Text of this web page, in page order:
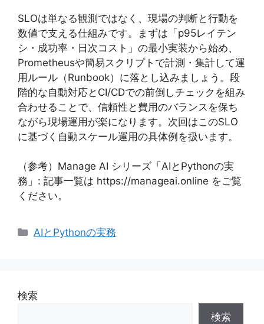
SLOは単なる観測ではなく、現場の判断と行動を
数値で支える仕組みです。まずは「p95レイテン
シ・成功率・日次コスト」の最小実装から始め、
Prometheusや簡易スクリプトで計測・集計して運
用ルール（Runbook）に落とし込みましょう。段
階的な自動対応とCI/CDでの前倒しチェックを組み
合わせることで、信頼性と費用のバランスを保ち
ながら現場運用が楽になります。次回はこのSLO
に基づく自動スケール運用の具体例を扱います。
（参考）Manage AI シリーズ「AIとPythonの実
務」: 記事一覧は https://manageai.online をご覧
ください。
カ
ー
AIとPythonの実務
検索
検索